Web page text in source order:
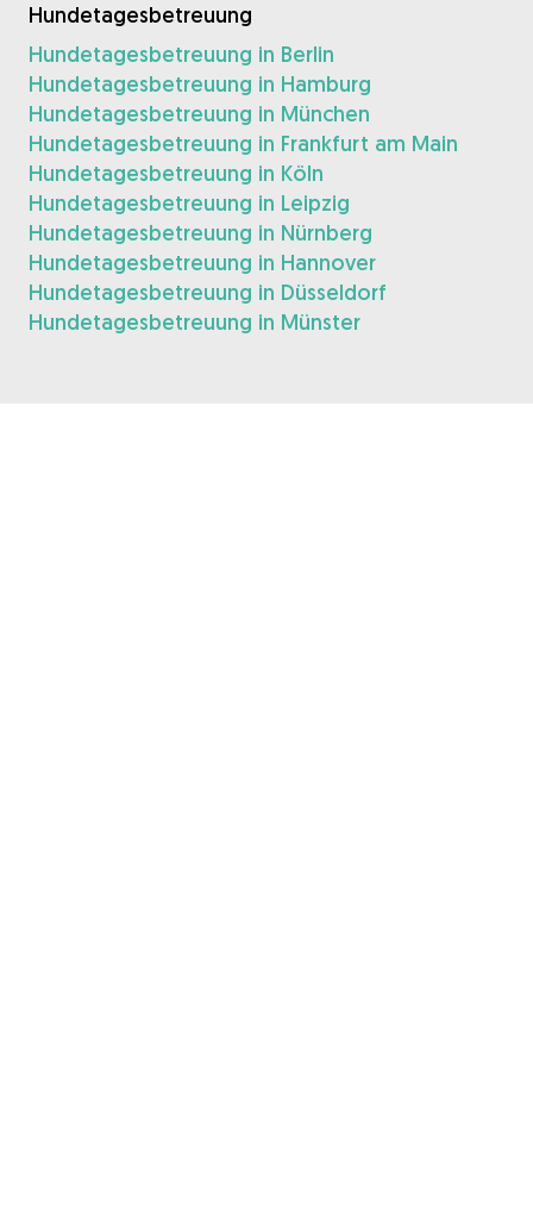
Hundetagesbetreuung
Hundetagesbetreuung in Berlin
Hundetagesbetreuung in Hamburg
Hundetagesbetreuung in München
Hundetagesbetreuung in Frankfurt am Main
Hundetagesbetreuung in Köln
Hundetagesbetreuung in Leipzig
Hundetagesbetreuung in Nürnberg
Hundetagesbetreuung in Hannover
Hundetagesbetreuung in Düsseldorf
Hundetagesbetreuung in Münster